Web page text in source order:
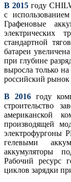
В 2015 году
с
Графеновые
электрических
стандартной
батареи
при глубине
выросла только
российский рынок
В 2016году
строительство
американской
производящей
электрофургоны
гелевыми
аккумуляторы
Рабочий ресурс
циклов зарядки